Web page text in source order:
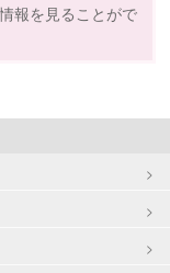
内閣府補助対象)
報を見ることがで